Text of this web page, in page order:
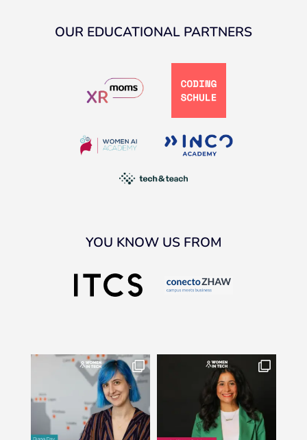
OUR EDUCATIONAL PARTNERS
YOU KNOW US FROM